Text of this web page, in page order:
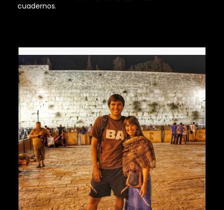
cuadernos.